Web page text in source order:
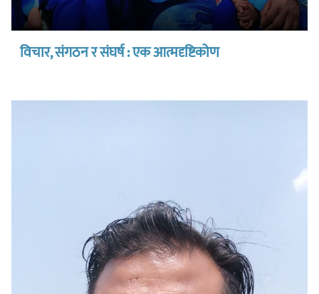
विचार, संगठन र संघर्ष : एक आत्मदृष्टिकोण